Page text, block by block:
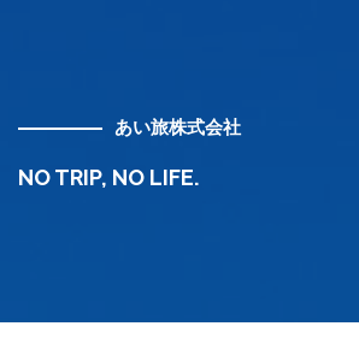
あい旅株式会社
NO TRIP, NO LIFE.